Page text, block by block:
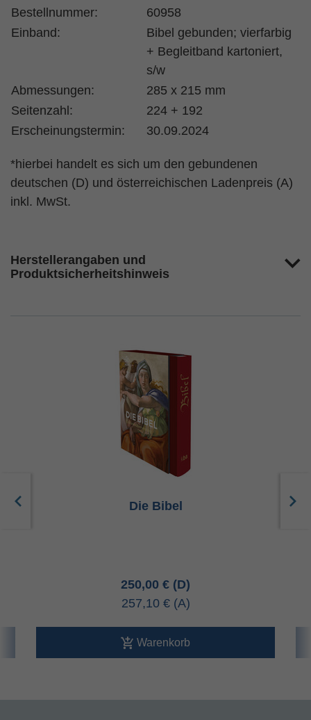
Bestellnummer:
60958
Einband:
Bibel gebunden; vierfarbig
+ Begleitband kartoniert,
s/w
Abmessungen:
285 x 215 mm
Seitenzahl:
224 + 192
Erscheinungstermin:
30.09.2024
*hierbei handelt es sich um den gebundenen
deutschen (D) und österreichischen Ladenpreis (A)
inkl. MwSt.
Herstellerangaben und
Produktsicherheitshinweis
Die Bibel
250,00 €
257,10 €
Warenkorb